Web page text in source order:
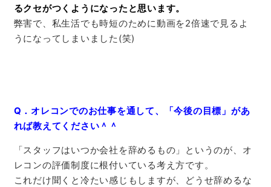
るクセがつくようになったと思います。
弊害で、私生活でも時短のために動画を2倍速で見るよ
うになってしまいました(笑)
Q．オレコンでのお仕事を通して、「今後の目標」があ
れば教えてください＾＾
「スタッフはいつか会社を辞めるもの」というのが、オ
レコンの評価制度に根付いている考え方です。
これだけ聞くと冷たい感じもしますが、どうせ辞めるな